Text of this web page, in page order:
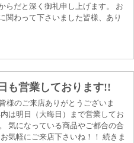
らだと深く御礼申し上げます。 お
関わって下さいました皆様、あり
も営業しております!!
様のご来店ありがとうございま
は明日（大晦日）まで営業してお
気になっている商品やご都合の合
気軽にご来店下さいね！！ 続きま